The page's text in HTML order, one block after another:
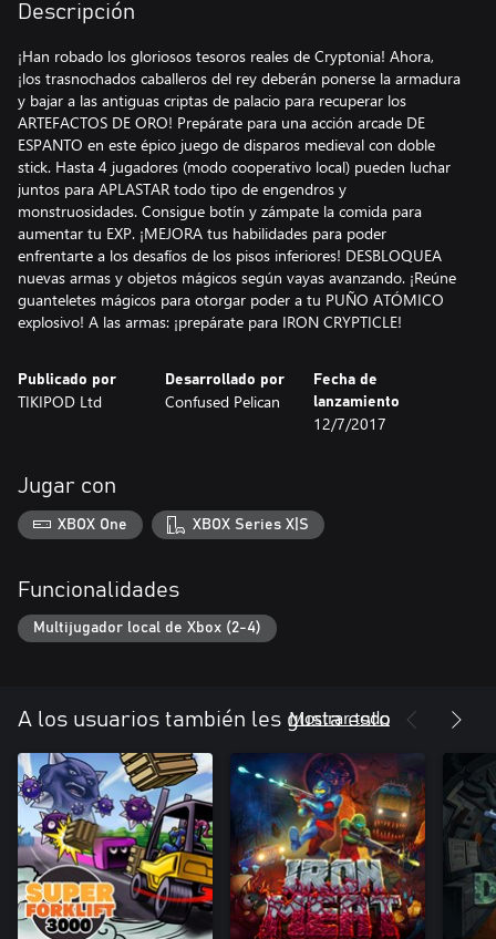
Descripción
¡Han robado los gloriosos tesoros reales de Cryptonia! Ahora,
¡los trasnochados caballeros del rey deberán ponerse la armadura
y bajar a las antiguas criptas de palacio para recuperar los
ARTEFACTOS DE ORO! Prepárate para una acción arcade DE
ESPANTO en este épico juego de disparos medieval con doble
stick. Hasta 4 jugadores (modo cooperativo local) pueden luchar
juntos para APLASTAR todo tipo de engendros y
monstruosidades. Consigue botín y zámpate la comida para
aumentar tu EXP. ¡MEJORA tus habilidades para poder
enfrentarte a los desafíos de los pisos inferiores! DESBLOQUEA
nuevas armas y objetos mágicos según vayas avanzando. ¡Reúne
guanteletes mágicos para otorgar poder a tu PUÑO ATÓMICO
explosivo! A las armas: ¡prepárate para IRON CRYPTICLE!
Publicado por
TIKIPOD Ltd
Desarrollado por
Confused Pelican
Fecha de
lanzamiento
12/7/2017
Jugar con
XBOX One XBOX Series X|S
Funcionalidades
Multijugador local de Xbox (2-4)
A los usuarios también les gusta esto
Mostrar todo